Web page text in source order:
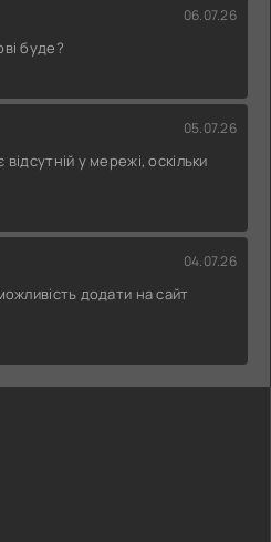
06.07.26
буде?
05.07.26
у мережі, оскільки
04.07.26
додати на сайт